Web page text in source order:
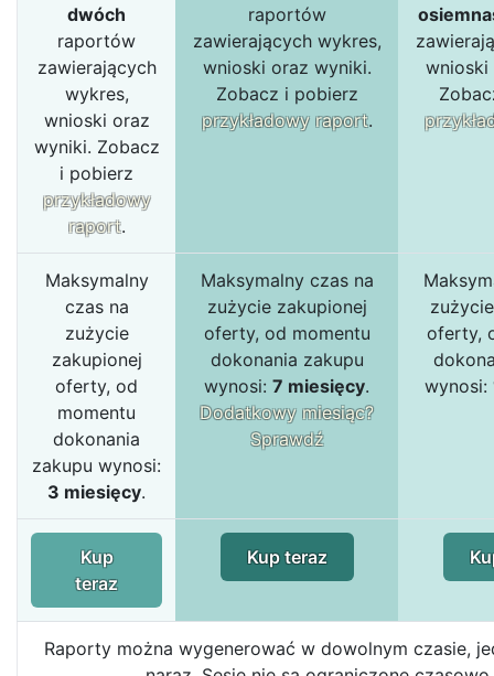
dwóch
raportów
zawierających
wykres,
wnioski oraz
wyniki. Zobacz
i pobierz
przykładowy
raport.
raportów
zawierających wykres,
wnioski oraz wyniki.
Zobacz i pobierz
przykładowy raport.
wnioski
Maksymalny
czas na
zużycie
zakupionej
oferty, od
momentu
dokonania
zakupu wynosi:
3 miesięcy.
Maksymalny czas na
zużycie zakupionej
oferty, od momentu
dokonania zakupu
wynosi: 7 miesięcy.
Dodatkowy miesiąc?
Sprawdź
oferty,
wynosi:
Kup
teraz
Kup teraz
Raporty można wygenerować w dowolnym czasie,